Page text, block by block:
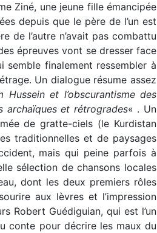
Ziné, une jeune fille émancipée
depuis que le père de l’un est
de l’autre n’avait pas combattu
épreuves vont se dresser face
semble finalement ressembler à
Un dialogue résume assez
et l’obscurantisme des
archaïques et rétrogrades« . Un
de gratte-ciels (le Kurdistan
traditionnelles et de paysages
mais qui peine parfois à
sélection de chansons locales
dont les deux premiers rôles
aux lèvres et l’impression
Robert Guédiguian, qui est l’un
conte pour décrire les maux du